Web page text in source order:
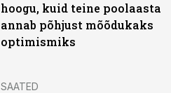
hoogu, kuid teine poolaasta
annab põhjust mõõdukaks
optimismiks
SAATED